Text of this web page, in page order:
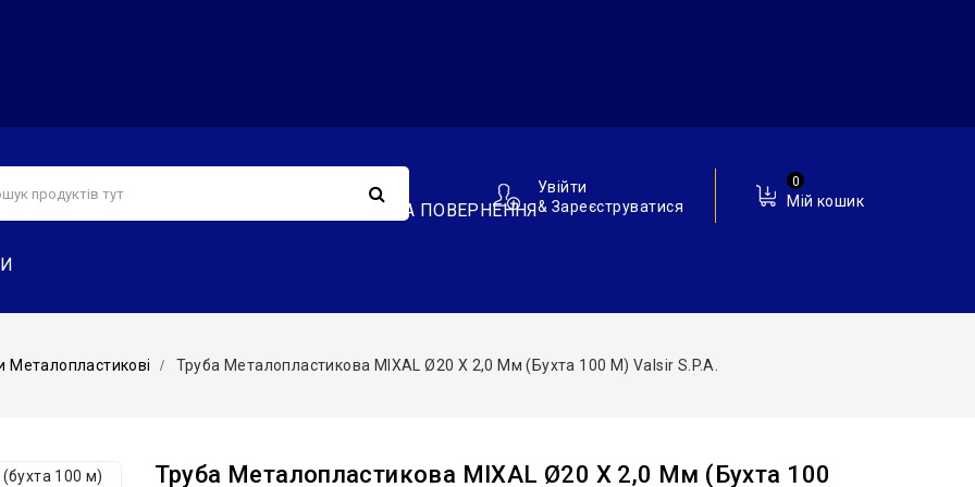
ОБМІН ТА ПОВЕРНЕННЯ Мій кошик
0
Увійти
& Зареєструватися
Металопластикові Труба Металопластикова MIXAL Ø20 Х 2,0 Мм (бухта 100 М) Valsir S.p.A.
Труба Металопластикова MIXAL Ø20 Х 2,0 Мм (бухта 100